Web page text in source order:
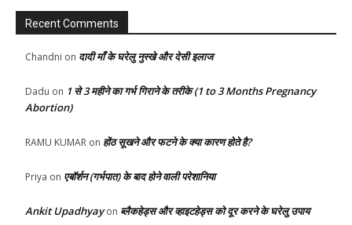
Recent Comments
Chandni on दादी माँ के घरेलु नुस्खे और देसी इलाज
Dadu on 1 से 3 महीने का गर्भ गिराने के तरीके (1 to 3 Months Pregnancy
Abortion)
RAMU KUMAR on होंठ सूखने और फटने के क्या कारण होते है?
Priya on एबॉर्शन (गर्भपात) के बाद होने वाली परेशानिया
Ankit Upadhyayon ब्लैकहेड्स और व्हाइटहेड्स को दूर करने के घरेलु उपाय